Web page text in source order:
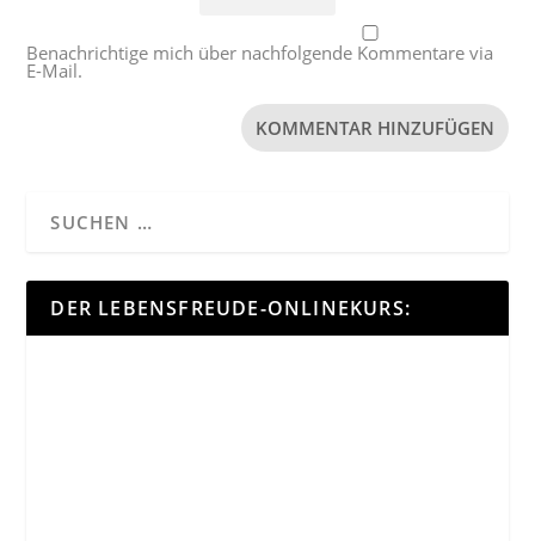
Benachrichtige mich über nachfolgende Kommentare via
E-Mail.
DER LEBENSFREUDE-ONLINEKURS: